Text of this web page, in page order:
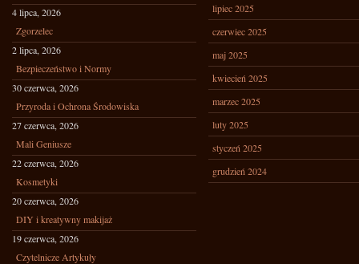
4 lipca, 2026
Zgorzelec
2 lipca, 2026
Bezpieczeństwo i Normy
30 czerwca, 2026
Przyroda i Ochrona Środowiska
27 czerwca, 2026
Mali Geniusze
22 czerwca, 2026
Kosmetyki
20 czerwca, 2026
DIY i kreatywny makijaż
19 czerwca, 2026
Czytelnicze Artykuły
lipiec 2025
czerwiec 2025
maj 2025
kwiecień 2025
marzec 2025
luty 2025
styczeń 2025
grudzień 2024